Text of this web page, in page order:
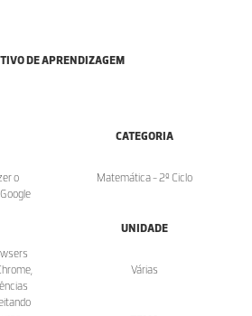
DE APRENDIZAGEM
o
CATEGORIA
Matemática - 2º Ciclo
UNIDADE
Várias